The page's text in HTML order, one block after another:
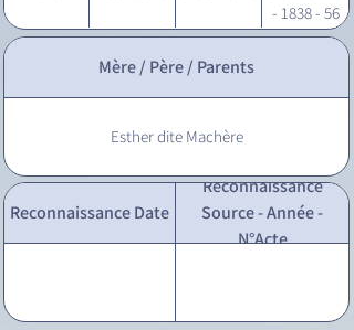
- 1838 - 56
Mère / Père / Parents
Esther dite Machère
Reconnaissance Date
Reconnaissance
Source - Année -
N°Acte